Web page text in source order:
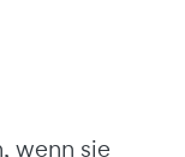
wenn sie